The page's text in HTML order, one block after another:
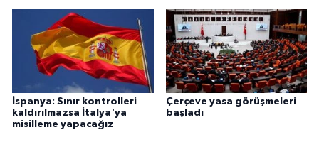
İspanya: Sınır kontrolleri
kaldırılmazsa İtalya'ya
misilleme yapacağız
Çerçeve yasa görüşmeleri
başladı